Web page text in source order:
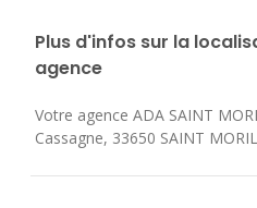
Plus d'infos sur la
agence
Votre agence ADA SAINT
Cassagne, 33650 SAINT